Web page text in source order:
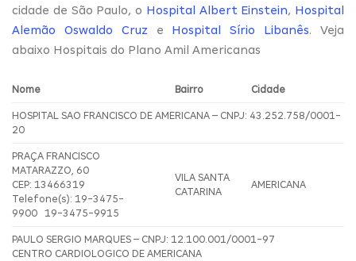
cidade de São Paulo, o Hospital Albert Einstein, Hospital
Alemão Oswaldo Cruz e Hospital Sírio Libanês. Veja
abaixo Hospitais do Plano Amil Americanas
Nome Bairro Cidade
HOSPITAL SAO FRANCISCO DE AMERICANA – CNPJ: 43.252.758/0001-
20
PRAÇA FRANCISCO
MATARAZZO, 60
CEP: 13466319
Telefone(s): 19-3475-
9900 19-3475-9915
VILA SANTA
CATARINA
AMERICANA
PAULO SERGIO MARQUES – CNPJ: 12.100.001/0001-97
CENTRO CARDIOLOGICO DE AMERICANA